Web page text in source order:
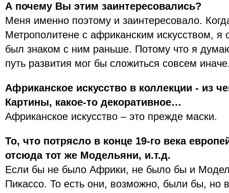
А почему Вы этим заинтересовались?
Меня именно поэтому и заинтересовало.
Метрополитене с африканским искусством, я
был знаком с ним раньше. Потому что я
путь развития мог бы сложиться совсем
Африканское искусство в коллекции - из
Картины, какое-то декоративное…
Африканское искусство – это прежде маски.
То, что потрясло в конце 19-го века
отсюда тот же Модельяни, и.т.д.
Если бы не было Африки, не было бы и
Пикассо. То есть они, возможно, были бы, но